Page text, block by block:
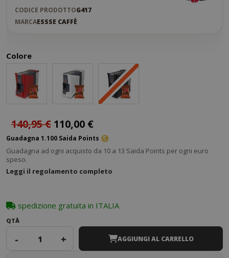
CODICE PRODOTTOG417
MARCAESSSE CAFFÈ
Colore
140,95 € 110,00 €
Guadagna 1.100 Saida Points
Guadagna ad ogni acquisto da 10 a 13 Saida Points per ogni euro
speso.
Leggi il regolamento completo
spedizione gratuita in ITALIA
QTÀ
- + AGGIUNGI AL CARRELLO